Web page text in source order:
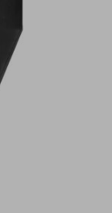
image